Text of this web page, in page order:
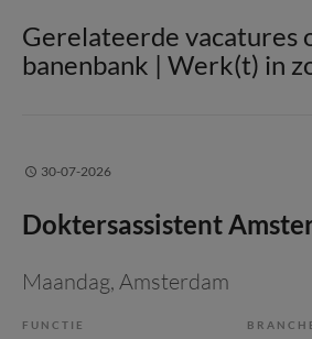
Gerelateerde vacatures
banenbank | Werk(t) in
30-07-2026
Doktersassistent
Maandag, Amsterdam
FUNCTIE